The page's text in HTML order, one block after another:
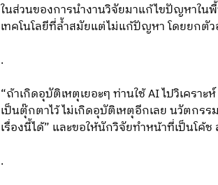
ในส่วนของการนำงานวิจัยมาแก้ไขปัญหาใน
เทคโนโลยีที่ล้ำสมัยแต่ไม่แก้ปัญหา โดยยกตัว
.
“ถ้าเกิดอุบัติเหตุเยอะๆ ท่านใช้ AI ไปวิเครา
เป็นตุ๊กตาไว้ ไม่เกิดอุบัติเหตุอีกเลย นวัตกร
เรื่องนี้ได้” และขอให้นักวิจัยทำหน้าที่เป็นโ
.